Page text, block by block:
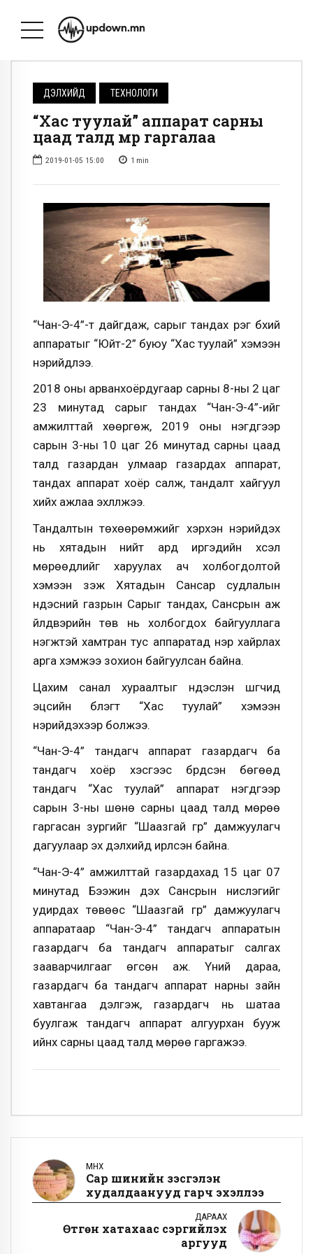
ДЭЛХИЙД ТЕХНОЛОГИ
“Хас туулай” аппарат сарны
цаад талд мөрөө гаргалаа
2019-01-05 15:00 1 min
“Чан-Э-4”-т дайгдаж, сарыг тандах үүрэг бүхий
аппаратыг “Юйтү-2” буюу “Хас туулай” хэмээн
нэрийдлээ.
2018 оны арванхоёрдугаар сарны 8-ны 2 цаг
23 минутад сарыг тандах “Чан-Э-4”-ийг
амжилттай хөөргөж, 2019 оны нэгдүгээр
сарын 3-ны 10 цаг 26 минутад сарны цаад
талд газардан улмаар газардах аппарат,
тандах аппарат хоёр салж, тандалт хайгуул
хийх ажлаа эхлүүлжээ.
Тандалтын төхөөрөмжийг хэрхэн нэрийдэх
нь хятадын нийт ард иргэдийн хүсэл
мөрөөдлийг харуулах ач холбогдолтой
хэмээн үзэж Хятадын Сансар судлалын
үндэсний газрын Сарыг тандах, Сансрын аж
үйлдвэрийн төв нь холбогдох байгууллага
нэгжтэй хамтран тус аппаратад нэр хайрлах
арга хэмжээ зохион байгуулсан байна.
Цахим санал хураалтыг үндэслэн шүүгчид
эцсийн бүлэгт “Хас туулай” хэмээн
нэрийдэхээр болжээ.
“Чан-Э-4” тандагч аппарат газардагч ба
тандагч хоёр хэсгээс бүрдсэн бөгөөд
тандагч “Хас туулай” аппарат нэгдүгээр
сарын 3-ны шөнө сарны цаад талд мөрөө
гаргасан зургийг “Шаазгай гүүр” дамжуулагч
дагуулаар эх дэлхийд ирүүлсэн байна.
“Чан-Э-4” амжилттай газардахад 15 цаг 07
минутад Бээжин дэх Сансрын нислэгийг
удирдах төвөөс “Шаазгай гүүр” дамжуулагч
аппаратаар “Чан-Э-4” тандагч аппаратын
газардагч ба тандагч аппаратыг салгах
зааварчилгааг өгсөн аж. Үүний дараа,
газардагч ба тандагч аппарат нарны зайн
хавтангаа дэлгэж, газардагч нь шатаа
буулгаж тандагч аппарат алгуурхан бууж
ийнхүү сарны цаад талд мөрөө гаргажээ.
ӨМНӨХ
Сар шинийн үзэсгэлэн
худалдаанууд гарч эхэллээ
ДАРААХ
Өтгөн хатахаас сэргийлэх
аргууд